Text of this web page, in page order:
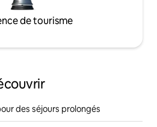
de tourisme
des séjours prolongés